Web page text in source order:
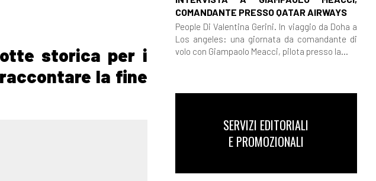
storica per i
la fine
COMANDANTE PRESSO QATAR AIRWAYS
People Di Valentina Gerini. In viaggio da Doha a
Los angeles: una giornata da comandante di
volo con Giampaolo Meacci, pilota presso la...
SERVIZI EDITORIALI
E PROMOZIONALI